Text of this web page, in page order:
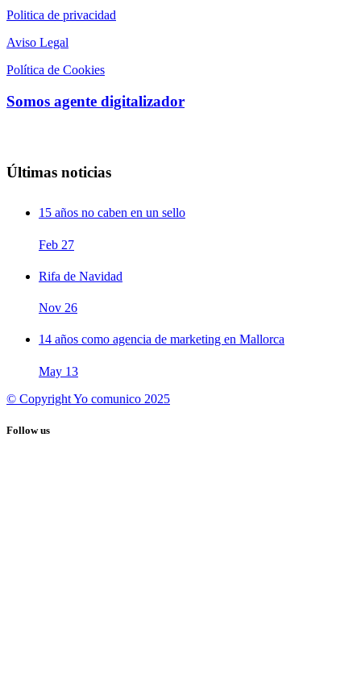
Politica de privacidad
Aviso Legal
Política de Cookies
Somos agente digitalizador
Últimas noticias
15 años no caben en un sello
Feb 27
Rifa de Navidad
Nov 26
14 años como agencia de marketing en Mallorca
May 13
© Copyright Yo comunico 2025
Follow us